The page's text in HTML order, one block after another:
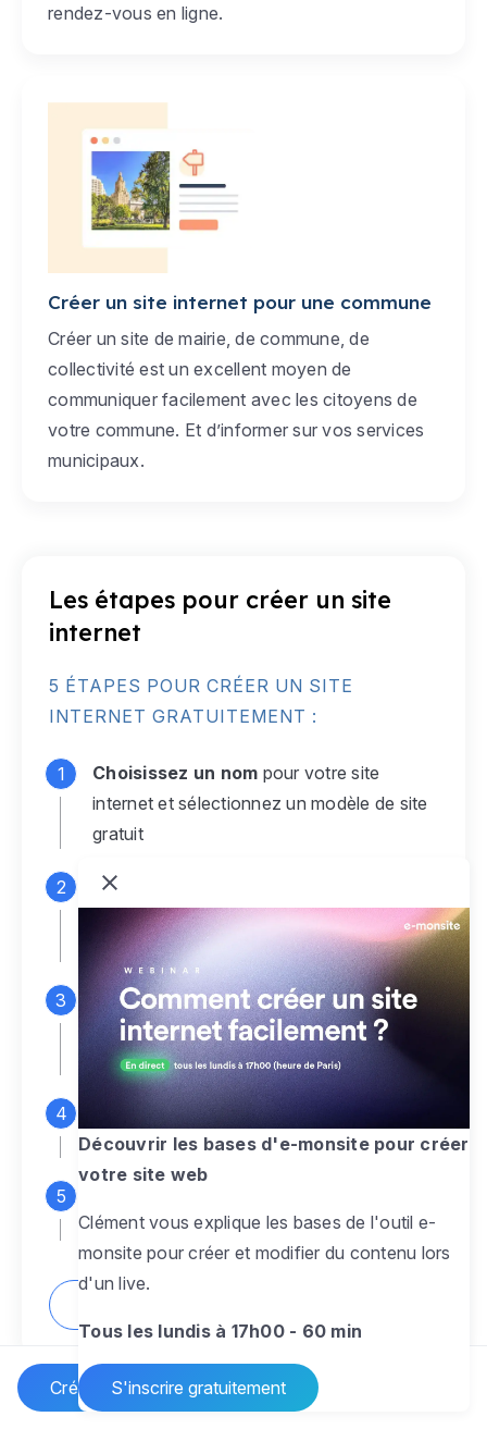
Créer un site Internet
rendez-vous en ligne.
Créer un site internet pour une commune
Créer un site de mairie, de commune, de
collectivité est un excellent moyen de
communiquer facilement avec les citoyens de
votre commune. Et d’informer sur vos services
municipaux.
Les étapes pour créer un site
internet
5 ÉTAPES POUR CRÉER UN SITE
INTERNET GRATUITEMENT :
Choisissez un nom pour votre site
internet et sélectionnez un modèle de site
gratuit
Connectez-vous
monsite gratuit pour accéder à votre
espace d'administration
Personnalisez entièrement le
designpour créer un site web sur-mesure,
à votre image
Ajoutez des pagessans limite pour
présenter votre activité, votre passion
pour rendre votre site dynamique
Découvrir les bases d'e-monsite pour créer
votre site web
Clément vous explique les bases de l'outil e-
monsite pour créer et modifier du contenu lors
d'un live.
Tous les lundis à 17h00 - 60 min
S'inscrire gratuitement